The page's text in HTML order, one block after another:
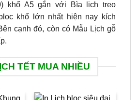
khổ A5 gắn với Bìa lịch treo
khổ lớn nhất hiện nay kích
cạnh đó, còn có Mẫu Lịch gỗ
TẾT MUA NHIỀU